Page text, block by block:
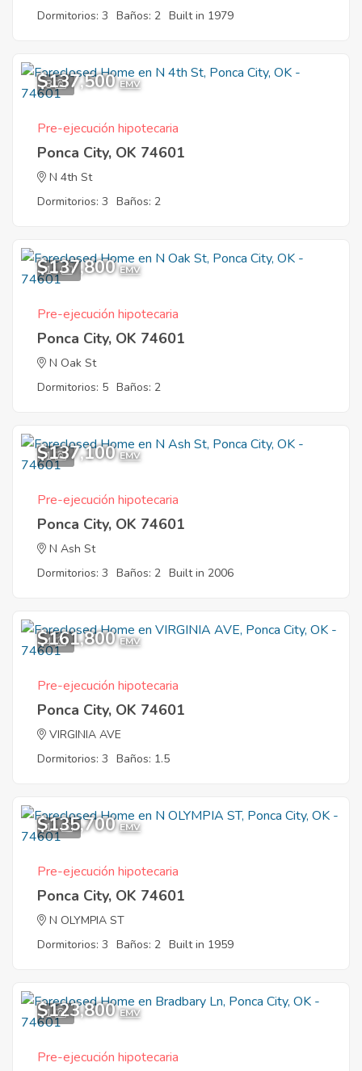
Dormitorios: 3 Baños: 2 Built in 1979
8
$137,500 EMV
Pre-ejecución hipotecaria
Ponca City, OK 74601
N 4th St
Dormitorios: 3 Baños: 2
11
$137,800 EMV
Pre-ejecución hipotecaria
Ponca City, OK 74601
N Oak St
Dormitorios: 5 Baños: 2
1
$137,100 EMV
Pre-ejecución hipotecaria
Ponca City, OK 74601
N Ash St
Dormitorios: 3 Baños: 2 Built in 2006
4
$161,800 EMV
Pre-ejecución hipotecaria
Ponca City, OK 74601
VIRGINIA AVE
Dormitorios: 3 Baños: 1.5
11
$135,700 EMV
Pre-ejecución hipotecaria
Ponca City, OK 74601
N OLYMPIA ST
Dormitorios: 3 Baños: 2 Built in 1959
1
$123,800 EMV
Pre-ejecución hipotecaria